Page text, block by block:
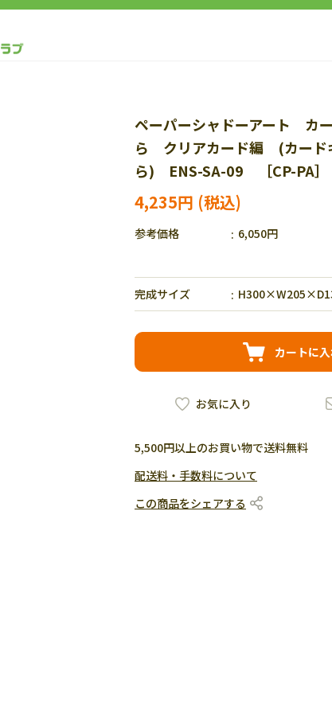
ペーパーシャドーアート カ
ら クリアカード編 (カード
ら) ENS-SA-09 ［CP-PA］
4,235円
参考価格 6,050円
完成サイズ
カートに
お気に入り
5,500円以上のお買い物で送料無料
配送料・手数料について
この商品をシェアする